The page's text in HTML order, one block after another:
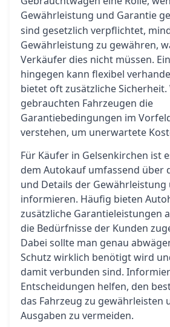
Gewährleistung und Garantie
sind gesetzlich verpflichtet,
Gewährleistung zu gewähren,
Verkäufer dies nicht müssen.
hingegen kann flexibel
bietet oft zusätzliche Sicherheit.
gebrauchten Fahrzeugen die
Garantiebedingungen im
verstehen, um unerwartete
Für Käufer in Gelsenkirchen ist
dem Autokauf umfassend über
und Details der Gewährleistung
informieren. Häufig bieten
zusätzliche Garantieleistungen
die Bedürfnisse der Kunden
Dabei sollte man genau
Schutz wirklich benötigt wird
damit verbunden sind.
Entscheidungen helfen, den
das Fahrzeug zu gewährleisten
Ausgaben zu vermeiden.